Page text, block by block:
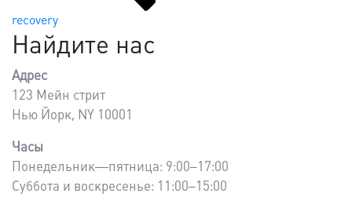
recovery
Найдите нас
Адрес
123 Мейн стрит
Нью Йорк, NY 10001
Часы
Понедельник—пятница: 9:00–17:00
Суббота и воскресенье: 11:00–15:00